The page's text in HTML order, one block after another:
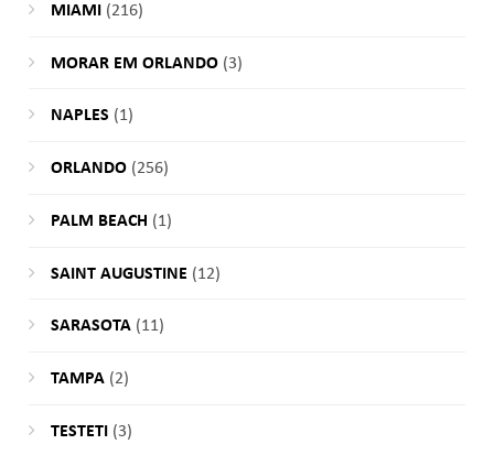
MIAMI (216)
MORAR EM ORLANDO(3)
NAPLES (1)
ORLANDO(256)
PALM BEACH (1)
SAINT AUGUSTINE (12)
SARASOTA(11)
TAMPA(2)
TESTETI (3)